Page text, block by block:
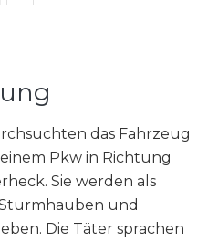
das Fahrzeug
Pkw in Richtung
Sie werden als
und
Die Täter sprachen